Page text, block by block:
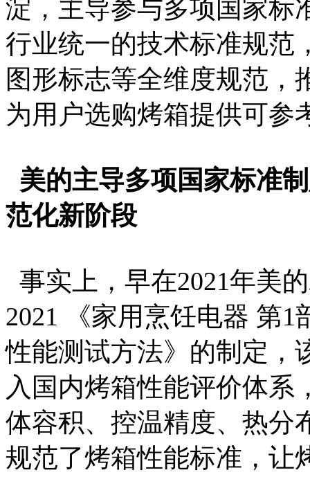
淀，主导参与多项国家标
行业统一的技术标准规范
图形标志等全维度规范，
为用户选购烤箱提供可参
美的主导多项国家标准
范化新阶段
事实上，早在2021年美
2021 《家用烹饪电器 第
性能测试方法》的制定，
入国内烤箱性能评价体系
体容积、控温精度、热分
规范了烤箱性能标准，让